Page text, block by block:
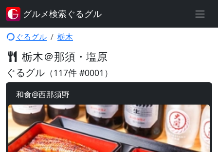
ぐるグル 栃木
栃木＠那須・塩原
ぐるグル （117件 #0001）
和食@西那須野
グルメ検索ぐるグル